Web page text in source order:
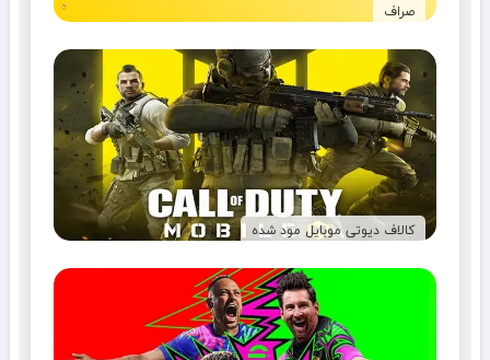
صراف
کالاف دیوتی موبایل مود شده